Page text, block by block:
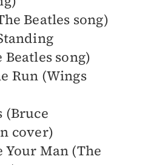
Beatles song)
song)
Run (Wings
(Bruce
cover)
Your Man (The